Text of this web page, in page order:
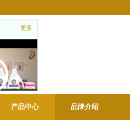
更多
产品中心 品牌介绍